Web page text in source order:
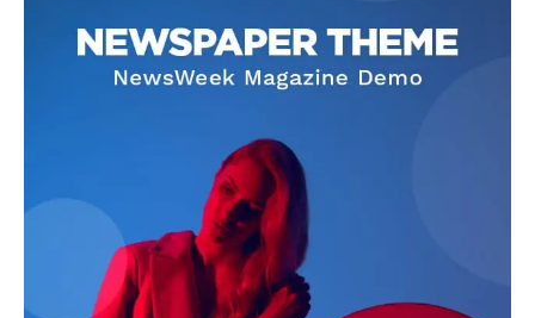
AIN NEWS 1
Contact Us
Privacy Policy
Terms of Use Agreement